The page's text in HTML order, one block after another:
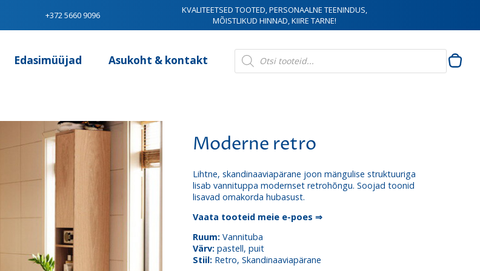
+372 5660 9096
KVALITEETSED TOOTED, PERSONAALNE TEENINDUS,
MÕISTLIKUD HINNAD, KIIRE TARNE!
Edasimüüjad Asukoht & kontakt
Products
search
Moderne retro
Lihtne, skandinaaviapärane joon mängulise struktuuriga
lisab vannituppa modernset retrohõngu. Soojad toonid
lisavad omakorda hubasust.
Vaata tooteid meie e-poes ⇒
Ruum: Vannituba
Värv: pastell, puit
Stiil: Retro, Skandinaaviapärane